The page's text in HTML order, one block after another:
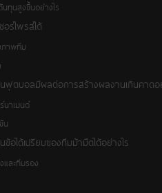
ทุนสูงขึ้นอย่างไร
ร์ไพรส์ได้
ภาพทีม
ตบอลมีผลต่อการสร้างผลงานเกินคาดอ
นาเมนต์
น
อได้เปรียบของทีมม้ามืดได้อย่างไร
ละทีมรอง